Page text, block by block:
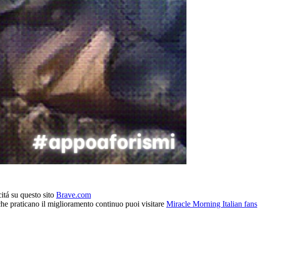
su questo sito Brave.com
praticano il miglioramento continuo puoi visitare Miracle Morning Italian fans